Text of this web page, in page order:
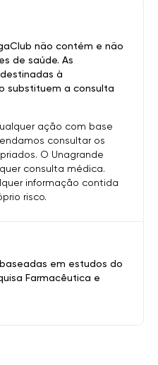
em estudos do
Farmacêutica e
não contém e não
de saúde. As
à
substituem a consulta
ação com base
consultar os
O Unagrande
consulta médica.
informação contida
risco.